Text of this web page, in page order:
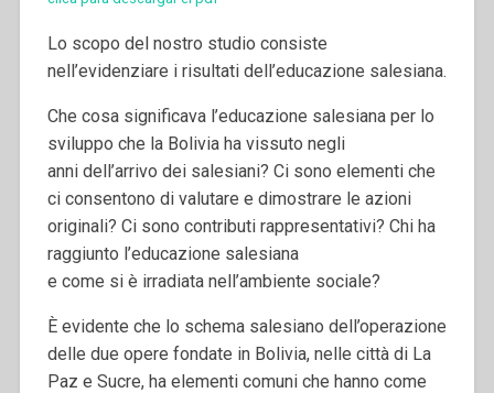
Lo scopo del nostro studio consiste
nell’evidenziare i risultati dell’educazione salesiana.
Che cosa significava l’educazione salesiana per lo
sviluppo che la Bolivia ha vissuto negli
anni dell’arrivo dei salesiani? Ci sono elementi che
ci consentono di valutare e dimostrare le azioni
originali? Ci sono contributi rappresentativi? Chi ha
raggiunto l’educazione salesiana
e come si è irradiata nell’ambiente sociale?
È evidente che lo schema salesiano dell’operazione
delle due opere fondate in Bolivia, nelle città di La
Paz e Sucre, ha elementi comuni che hanno come